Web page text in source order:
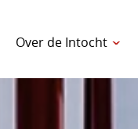
Over de Intocht